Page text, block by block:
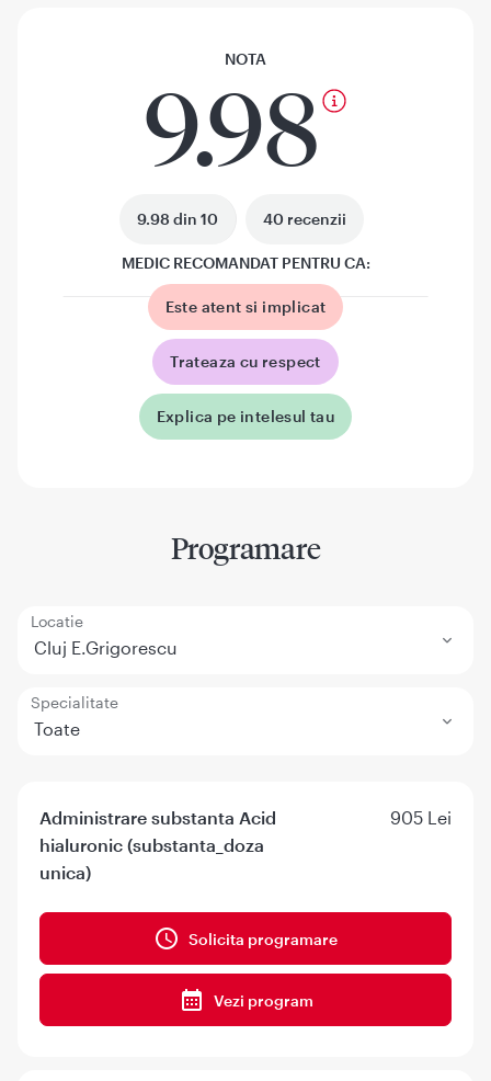
NOTA
9.98
9.98 din 10 40 recenzii
MEDIC RECOMANDAT PENTRU CA:
Este atent si implicat
Trateaza cu respect
Explica pe intelesul tau
Programare
Locatie
Cluj E.Grigorescu
Specialitate
Toate
Administrare substanta Acid
hialuronic (substanta_doza
unica)
905 Lei
Solicita programare
Vezi program